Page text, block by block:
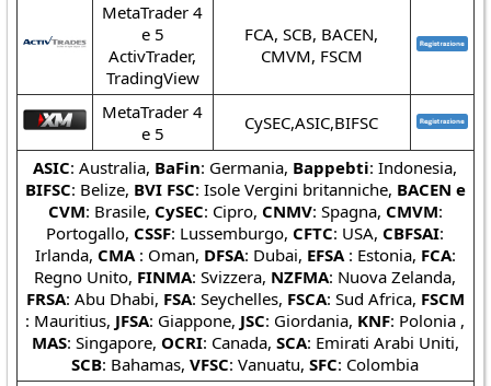
MetaTrader 4
e 5
ActivTrader,
TradingView
FCA, SCB, BACEN,
CMVM, FSCM
MetaTrader 4
e 5
CySEC,ASIC,BIFSC
ASIC: Australia, BaFin: Germania, Bappebti: Indonesia,
BIFSC: Belize, BVI FSC: Isole Vergini britanniche, BACEN e
CVM: Brasile, CySEC: Cipro, CNMV: Spagna, CMVM:
Portogallo, CSSF: Lussemburgo, CFTC: USA, CBFSAI:
Irlanda, CMA: Oman, DFSA: Dubai, EFSA: Estonia, FCA:
Regno Unito, FINMA: Svizzera, NZFMA: Nuova Zelanda,
FRSA: Abu Dhabi, FSA: Seychelles, FSCA: Sud Africa, FSCM
: Mauritius, JFSA: Giappone, JSC: Giordania, KNF: Polonia ,
MAS: Singapore, OCRI: Canada, SCA: Emirati Arabi Uniti,
SCB: Bahamas,VFSC: Vanuatu,SFC: Colombia